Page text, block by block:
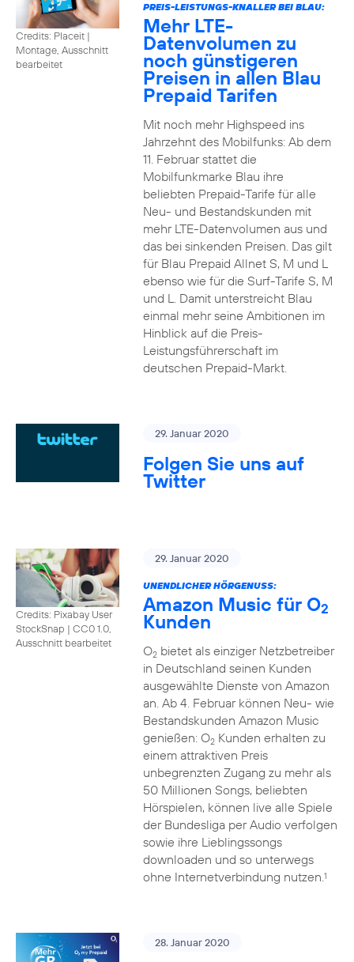
Credits: Placeit |
Montage, Ausschnitt
bearbeitet
PREIS-LEISTUNGS-KNALLER BEI BLAU:
Mehr LTE-
Datenvolumen zu
noch günstigeren
Preisen in allen Blau
Prepaid Tarifen
Mit noch mehr Highspeed ins
Jahrzehnt des Mobilfunks: Ab dem
11. Februar stattet die
Mobilfunkmarke Blau ihre
beliebten Prepaid-Tarife für alle
Neu- und Bestandskunden mit
mehr LTE-Datenvolumen aus und
das bei sinkenden Preisen. Das gilt
für Blau Prepaid Allnet S, M und L
ebenso wie für die Surf-Tarife S, M
und L. Damit unterstreicht Blau
einmal mehr seine Ambitionen im
Hinblick auf die Preis-
Leistungsführerschaft im
deutschen Prepaid-Markt.
29. Januar 2020
Folgen Sie uns auf
Twitter
Credits: Pixabay User
StockSnap | CC0 1.0,
Ausschnitt bearbeitet
29. Januar 2020
UNENDLICHER HÖRGENUSS:
Amazon Music für O2
Kunden
O2bietet als einziger Netzbetreiber
in Deutschland seinen Kunden
ausgewählte Dienste von Amazon
an. Ab 4. Februar können Neu- wie
Bestandskunden Amazon Music
genießen: O2Kunden erhalten zu
einem attraktiven Preis
unbegrenzten Zugang zu mehr als
50 Millionen Songs, beliebten
Hörspielen, können live alle Spiele
der Bundesliga per Audio verfolgen
sowie ihre Lieblingssongs
downloaden und so unterwegs
ohne Internetverbindung nutzen.1
28. Januar 2020